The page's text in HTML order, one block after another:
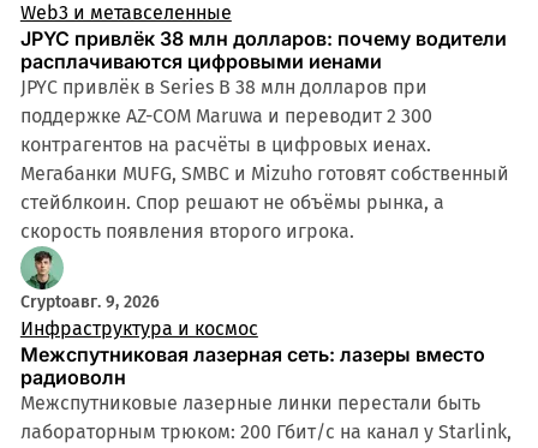
Web3 и метавселенные
JPYC привлёк 38 млн долларов: почему водители
расплачиваются цифровыми иенами
JPYC привлёк в Series B 38 млн долларов при
поддержке AZ-COM Maruwa и переводит 2 300
контрагентов на расчёты в цифровых иенах.
Мегабанки MUFG, SMBC и Mizuho готовят собственный
стейблкоин. Спор решают не объёмы рынка, а
скорость появления второго игрока.
Cryptoавг. 9, 2026
Инфраструктура и космос
Межспутниковая лазерная сеть: лазеры вместо
радиоволн
Межспутниковые лазерные линки перестали быть
лабораторным трюком: 200 Гбит/с на канал у Starlink,